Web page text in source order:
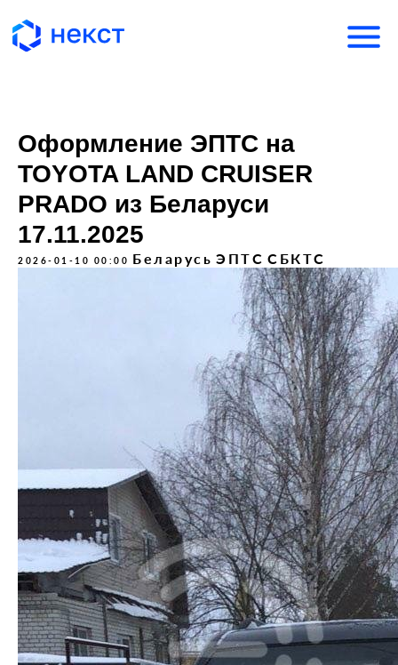
Оформление ЭПТС на
TOYOTA LAND CRUISER
PRADO из Беларуси
17.11.2025
2026-01-10 00:00 Беларусь ЭПТС СБКТС